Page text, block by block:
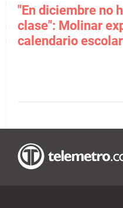
"En diciembre no
clase": Molinar
calendario